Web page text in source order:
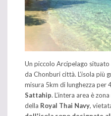
Un piccolo Arcipelago
da Chonburi città. L’isola più
misura 5km di lunghezza per
Sattahip. L’intera area è
della Royal Thai Navy,